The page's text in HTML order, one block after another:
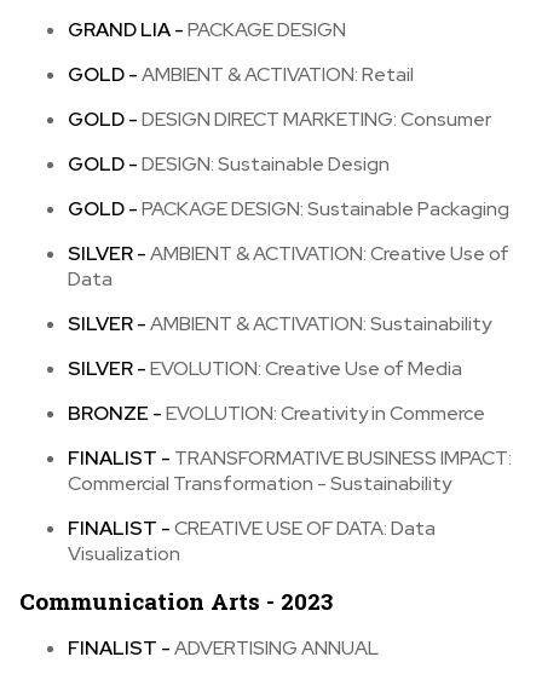
GRAND LIA -PACKAGE DESIGN
GOLD -AMBIENT & ACTIVATION: Retail
GOLD -DESIGN DIRECT MARKETING: Consumer
GOLD -DESIGN: Sustainable Design
GOLD -PACKAGE DESIGN: Sustainable Packaging
SILVER -AMBIENT & ACTIVATION: Creative Use of
Data
SILVER -AMBIENT & ACTIVATION: Sustainability
SILVER -EVOLUTION: Creative Use of Media
BRONZE -EVOLUTION: Creativity in Commerce
FINALIST - TRANSFORMATIVE BUSINESS IMPACT:
Commercial Transformation - Sustainability
FINALIST -CREATIVE USE OF DATA: Data
Visualization
Communication Arts - 2023
FINALIST -ADVERTISING ANNUAL